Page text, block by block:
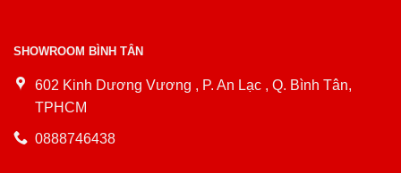
SHOWROOM BÌNH TÂN
602 Kinh Dương Vương , P. An Lạc , Q. Bình Tân,
TPHCM
0888746438